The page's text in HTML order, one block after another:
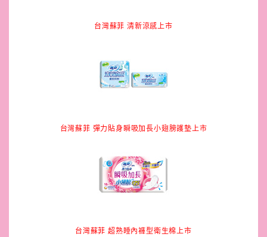
台灣蘇菲 清新涼感上市
台灣蘇菲 彈力貼身瞬吸加長小翅膀護墊上市
台灣蘇菲 超熟睡內褲型衛生棉上市